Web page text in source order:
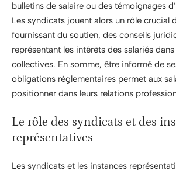
bulletins de salaire ou des témoignages
Les syndicats jouent alors un rôle crucial
fournissant du soutien, des conseils
représentant les intérêts des salariés
collectives. En somme, être informé de
obligations réglementaires permet aux
positionner dans leurs relations
Le rôle des syndicats et des
représentatives
Les syndicats et les instances